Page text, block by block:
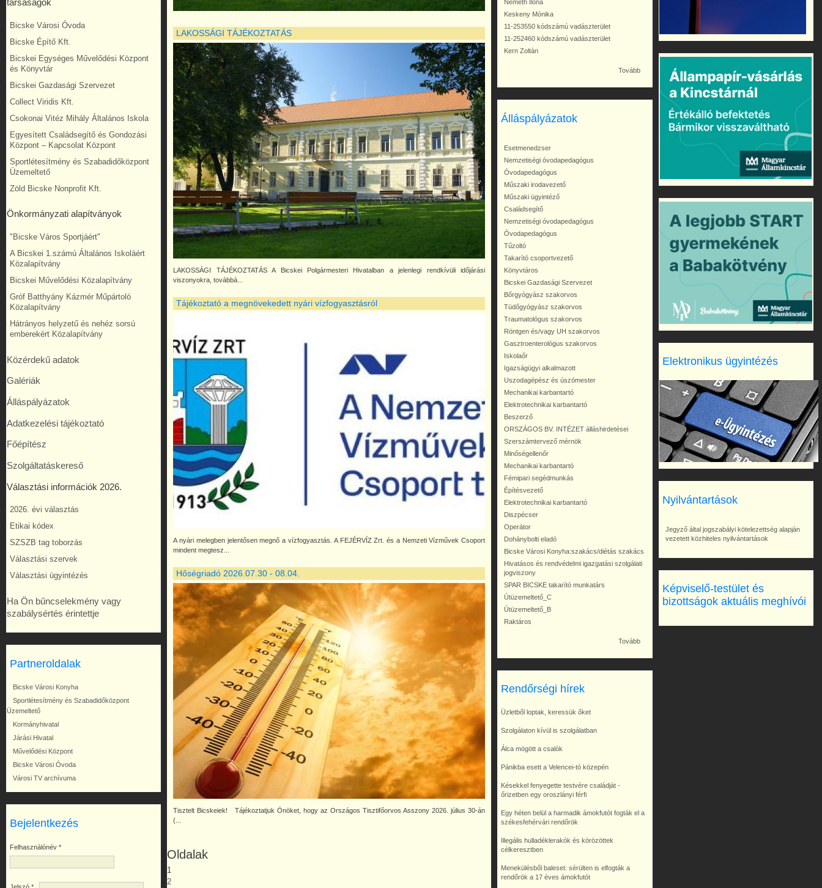
társaságok
Bicske Városi Óvoda
Bicske Építő Kft.
Bicskei Egységes Művelődési Központ
és Könyvtár
Bicskei Gazdasági Szervezet
Collect Viridis Kft.
Csokonai Vitéz Mihály Általános Iskola
Egyesített Családsegítő és Gondozási
Központ – Kapcsolat Központ
Sportlétesítmény és Szabadidőközpont
Üzemeltető
Zöld Bicske Nonprofit Kft.
Önkormányzati alapítványok
"Bicske Város Sportjáért"
A Bicskei 1.számú Általános Iskoláért
Közalapítvány
Bicskei Művelődési Közalapítvány
Gróf Batthyány Kázmér Műpártoló
Közalapítvány
Hátrányos helyzetű és nehéz sorsú
emberekért Közalapítvány
Közérdekű adatok
Galériák
Álláspályázatok
Adatkezelési tájékoztató
Főépítész
Szolgáltatáskereső
Választási információk 2026.
2026. évi választás
Etikai kódex
SZSZB tag toborzás
Választási szervek
Választási ügyintézés
Ha Ön bűncselekmény vagy
szabálysértés érintettje
Partneroldalak
Bicske Városi Konyha
Sportlétesítmény és Szabadidőközpont
Üzemeltető
Kormányhivatal
Járási Hivatal
Művelődési Központ
Bicske Városi Óvoda
Városi TV archívuma
Bejelentkezés
Felhasználónév *
LAKOSSÁGI TÁJÉKOZTATÁS
LAKOSSÁGI TÁJÉKOZTATÁS A Bicskei Polgármesteri Hivatalban a jelenlegi rendkívüli időjárási
viszonyokra, továbbá...
Tájékoztató a megnövekedett nyári vízfogyasztásról
A nyári melegben jelentősen megnő a vízfogyasztás. A FEJÉRVÍZ Zrt. és a Nemzeti Vízművek Csoport
mindent megtesz...
Hőségriadó 2026.07.30 - 08.04.
Tisztelt Bicskeiek! Tájékoztatjuk Önöket, hogy az Országos Tisztifőorvos Asszony 2026. július 30-án
(...
Oldalak
1
2
Németh Ilona
Keskeny Mónika
11-253550 kódszámú vadászterület
11-252460 kódszámú vadászterület
Kern Zoltán
Tovább
Álláspályázatok
Esetmenedzser
Nemzetiségi óvodapedagógus
Óvodapedagógus
Műszaki irodavezető
Műszaki ügyintéző
Családsegítő
Nemzetiségi óvodapedagógus
Óvodapedagógus
Tűzoltó
Takarító csoportvezető
Könyvtáros
Bicskei Gazdasági Szervezet
Bőrgyógyász szakorvos
Tüdőgyógyász szakorvos
Traumatológus szakorvos
Röntgen és/vagy UH szakorvos
Gasztroenterológus szakorvos
Iskolaőr
Igazságügyi alkalmazott
Uszodagépész és úszómester
Mechanikai karbantartó
Elektrotechnikai karbantartó
Beszerző
ORSZÁGOS BV. INTÉZET álláshirdetései
Szerszámtervező mérnök
Minőségellenőr
Mechanikai karbantartó
Fémipari segédmunkás
Építésvezető
Elektrotechnikai karbantartó
Diszpécser
Operátor
Dohánybolti eladó
Bicske Városi Konyha:szakács/diétás szakács
Hivatásos és rendvédelmi igazgatási szolgálati
jogviszony
SPAR BICSKE takarító munkatárs
Útüzemeltető_C
Útüzemeltető_B
Raktáros
Tovább
Rendőrségi hírek
Üzletből loptak, keressük őket
Szolgálaton kívül is szolgálatban
Álca mögött a csalók
Pánikba esett a Velencei-tó közepén
Késekkel fenyegette testvére családját -
őrizetben egy oroszlányi férfi
Egy héten belül a harmadik ámokfutót fogták el a
székesfehérvári rendőrök
Illegális hulladéklerakók és körözöttek
célkeresztben
Menekülésből baleset: sérülten is elfogták a
rendőrök a 17 éves ámokfutót
Elektronikus ügyintézés
Nyilvántartások
Jegyző által jogszabályi kötelezettség alapján
vezetett közhiteles nyilvántartások
Képviselő-testület és
bizottságok aktuális meghívói